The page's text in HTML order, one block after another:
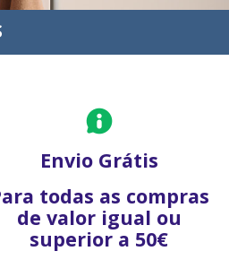
Envio Grátis
todas as compras
de valor igual ou
superior a 50€